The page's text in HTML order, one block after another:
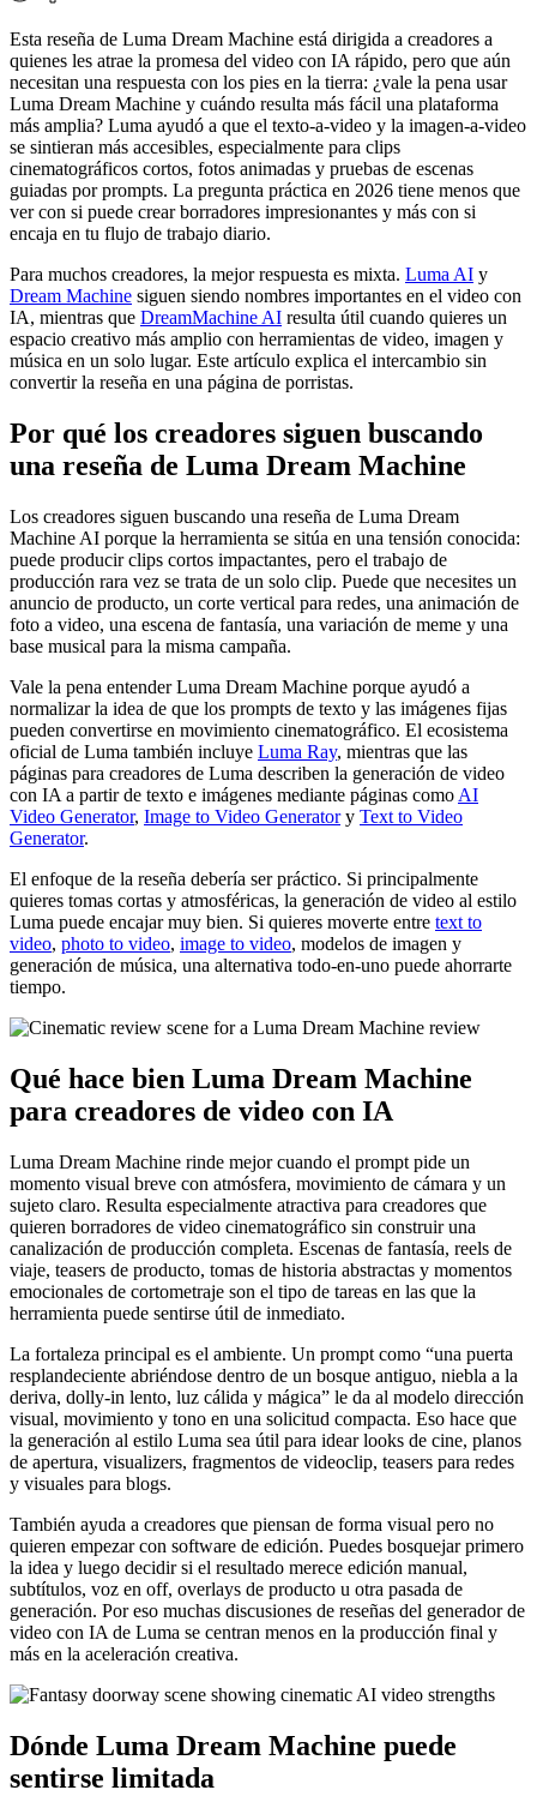
Esta reseña de Luma Dream Machine está dirigida a creadores a
quienes les atrae la promesa del video con IA rápido, pero que aún
necesitan una respuesta con los pies en la tierra: ¿vale la pena usar
Luma Dream Machine y cuándo resulta más fácil una plataforma
más amplia? Luma ayudó a que el texto-a-video y la imagen-a-video
se sintieran más accesibles, especialmente para clips
cinematográficos cortos, fotos animadas y pruebas de escenas
guiadas por prompts. La pregunta práctica en 2026 tiene menos que
ver con si puede crear borradores impresionantes y más con si
encaja en tu flujo de trabajo diario.
Para muchos creadores, la mejor respuesta es mixta. Luma AI y
Dream Machine siguen siendo nombres importantes en el video con
IA, mientras que DreamMachine AI resulta útil cuando quieres un
espacio creativo más amplio con herramientas de video, imagen y
música en un solo lugar. Este artículo explica el intercambio sin
convertir la reseña en una página de porristas.
Por qué los creadores siguen buscando
una reseña de Luma Dream Machine
Los creadores siguen buscando una reseña de Luma Dream
Machine AI porque la herramienta se sitúa en una tensión conocida:
puede producir clips cortos impactantes, pero el trabajo de
producción rara vez se trata de un solo clip. Puede que necesites un
anuncio de producto, un corte vertical para redes, una animación de
foto a video, una escena de fantasía, una variación de meme y una
base musical para la misma campaña.
Vale la pena entender Luma Dream Machine porque ayudó a
normalizar la idea de que los prompts de texto y las imágenes fijas
pueden convertirse en movimiento cinematográfico. El ecosistema
oficial de Luma también incluye Luma Ray, mientras que las
páginas para creadores de Luma describen la generación de video
con IA a partir de texto e imágenes mediante páginas como AI
Video Generator, Image to Video Generatory Text to Video
Generator.
El enfoque de la reseña debería ser práctico. Si principalmente
quieres tomas cortas y atmosféricas, la generación de video al estilo
Luma puede encajar muy bien. Si quieres moverte entre text to
video, photo to video, image to video, modelos de imagen y
generación de música, una alternativa todo-en-uno puede ahorrarte
tiempo.
Qué hace bien Luma Dream Machine
para creadores de video con IA
Luma Dream Machine rinde mejor cuando el prompt pide un
momento visual breve con atmósfera, movimiento de cámara y un
sujeto claro. Resulta especialmente atractiva para creadores que
quieren borradores de video cinematográfico sin construir una
canalización de producción completa. Escenas de fantasía, reels de
viaje, teasers de producto, tomas de historia abstractas y momentos
emocionales de cortometraje son el tipo de tareas en las que la
herramienta puede sentirse útil de inmediato.
La fortaleza principal es el ambiente. Un prompt como “una puerta
resplandeciente abriéndose dentro de un bosque antiguo, niebla a la
deriva, dolly-in lento, luz cálida y mágica” le da al modelo dirección
visual, movimiento y tono en una solicitud compacta. Eso hace que
la generación al estilo Luma sea útil para idear looks de cine, planos
de apertura, visualizers, fragmentos de videoclip, teasers para redes
y visuales para blogs.
También ayuda a creadores que piensan de forma visual pero no
quieren empezar con software de edición. Puedes bosquejar primero
la idea y luego decidir si el resultado merece edición manual,
subtítulos, voz en off, overlays de producto u otra pasada de
generación. Por eso muchas discusiones de reseñas del generador de
video con IA de Luma se centran menos en la producción final y
más en la aceleración creativa.
Dónde Luma Dream Machine puede
sentirse limitada